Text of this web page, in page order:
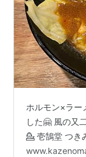
ホルモン×ラー
した🤗 風の又
💁 壱鵠堂 つき